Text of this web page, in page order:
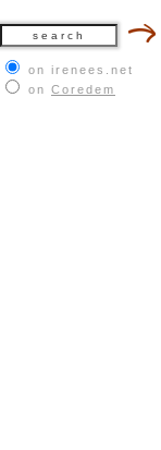
on irenees.net
on Coredem